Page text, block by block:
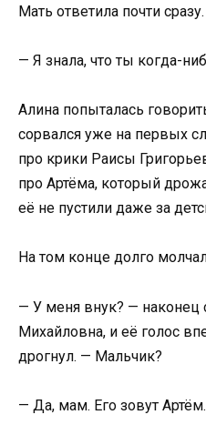
Мать ответила почти сразу.
— Я знала, что ты когда-
Алина попыталась
сорвался уже на первых
про крики Раисы
про Артёма, который
её не пустили даже за
На том конце долго
— У меня внук? — наконец
Михайловна, и её голос
дрогнул. — Мальчик?
— Да, мам. Его зовут Артём.